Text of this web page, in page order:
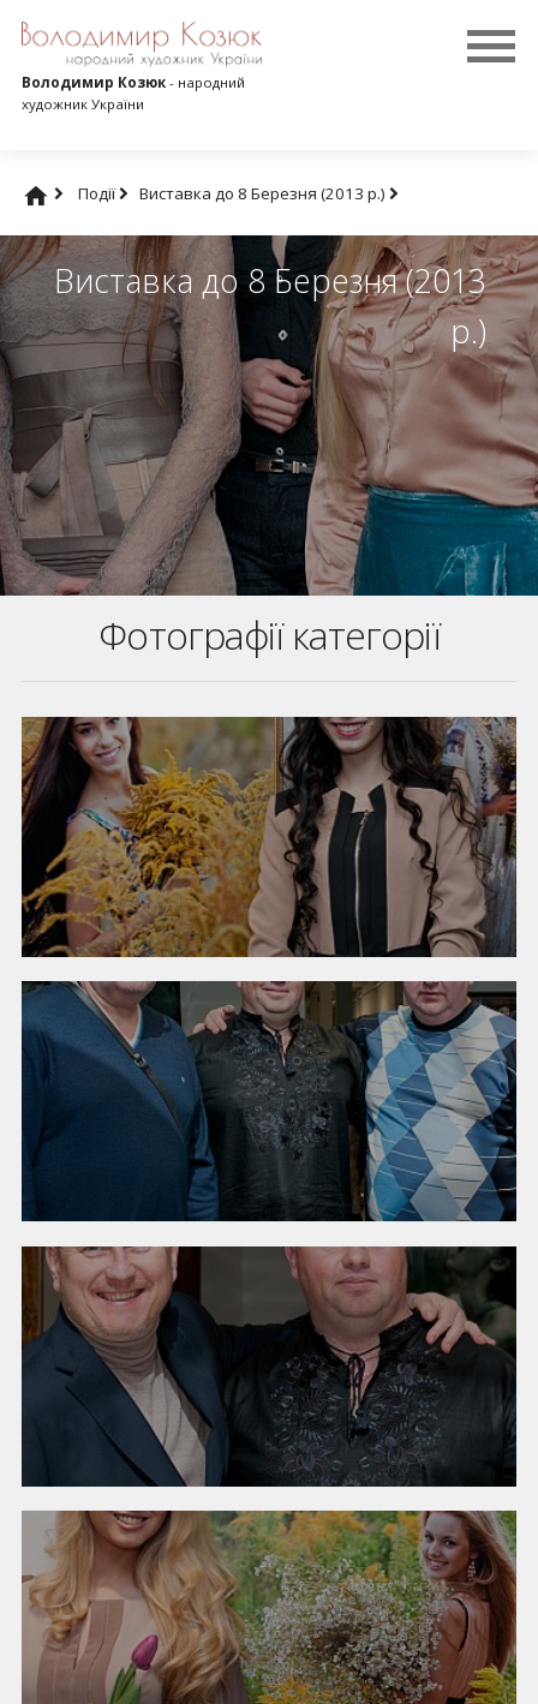
Володимир Козюк- народний
художник України
Події Виставка до 8 Березня (2013 р.)
Виставка до 8 Березня (2013
р.)
Фотографії категорії